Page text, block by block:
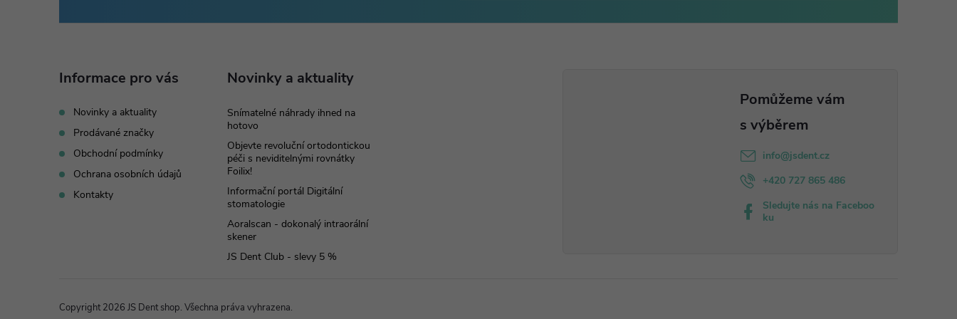
Informace pro vás
Novinky a aktuality
Prodávané značky
Obchodní podmínky
Ochrana osobních údajů
Kontakty
Novinky a aktuality
Snímatelné náhrady ihned na
hotovo
Objevte revoluční ortodontickou
péči s neviditelnými rovnátky
Foilix!
Informační portál Digitální
stomatologie
Aoralscan - dokonalý intraorální
skener
JS Dent Club - slevy 5 %
info@jsdent.cz
+420 727 865 486
Sledujte nás na Faceboo
ku
Copyright 2026 JS Dent shop. Všechna práva vyhrazena.